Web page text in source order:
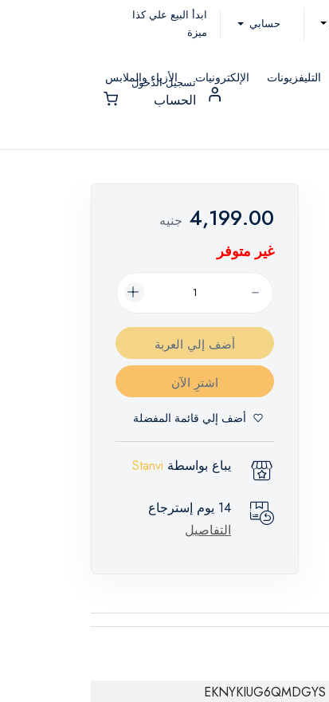
حسابي
ابدأ البيع علي كذا
ميزة
التليفزيونات الإلكترونيات الأزياء والملابس
تسجيل الدخول
الحساب
4,199.00 جنيه
غير متوفر
أضف إلي العربة
اشترِ الآن
أضف إلي قائمة المفضلة
يباع بواسطة Stanvi
14 يوم إسترجاع
التفاصيل
EKNYKIUG6QMDGYS